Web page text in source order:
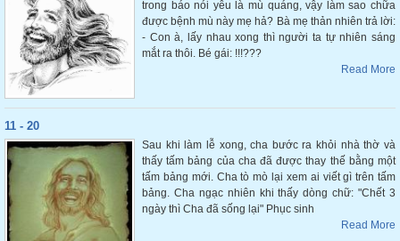
trong báo nói yêu là mù quáng, vậy làm sao chữa
được bệnh mù này mẹ hả? Bà mẹ thản nhiên trả lời:
- Con à, lấy nhau xong thì người ta tự nhiên sáng
mắt ra thôi. Bé gái: !!!???
Read More
11 - 20
Sau khi làm lễ xong, cha bước ra khỏi nhà thờ và
thấy tấm bảng của cha đã được thay thế bằng một
tấm bảng mới. Cha tò mò lại xem ai viết gì trên tấm
bảng. Cha ngạc nhiên khi thấy dòng chữ: "Chết 3
ngày thì Cha đã sống lại" Phục sinh
Read More